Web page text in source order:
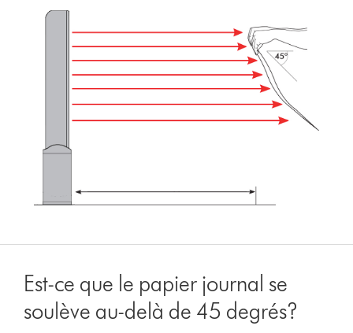
Est-ce que le papier journal se
soulève au-delà de 45 degrés?